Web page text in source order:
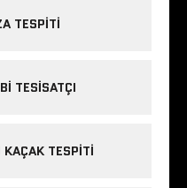
TESPITI
TESISATÇI
TESPITI